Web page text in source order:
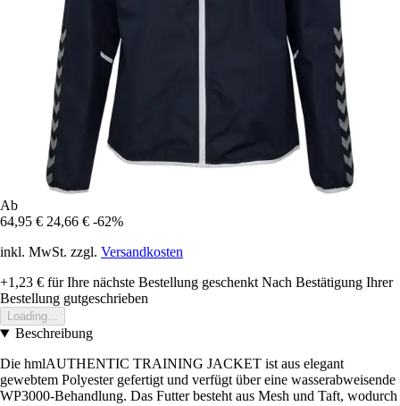
Ab
64,95 € 24,66 € -62%
inkl. MwSt. zzgl. Versandkosten
+1,23 € für Ihre nächste Bestellung geschenkt Nach Bestätigung Ihrer
Bestellung gutgeschrieben
Loading...
Beschreibung
Die hmlAUTHENTIC TRAINING JACKET ist aus elegant
gewebtem Polyester gefertigt und verfügt über eine wasserabweisende
WP3000-Behandlung. Das Futter besteht aus Mesh und Taft, wodurch